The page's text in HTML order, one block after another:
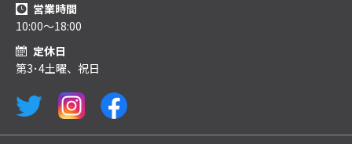
営業時間
10:00～18:00
定休日
第3･4土曜、祝日